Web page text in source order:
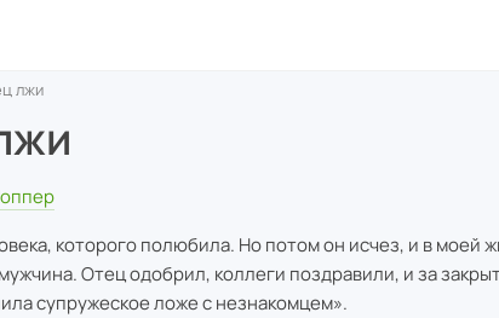
лжи
которого полюбила. Но потом он исчез, и в моей
Отец одобрил, коллеги поздравили, и за
супружеское ложе с незнакомцем».